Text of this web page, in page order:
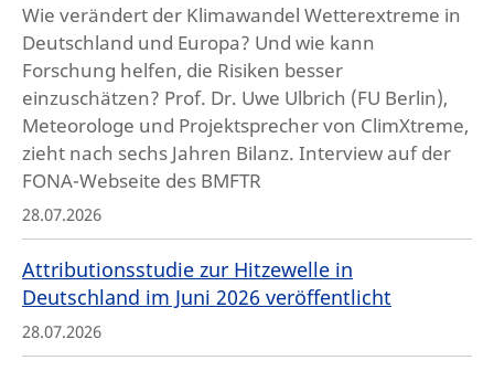
Wie verändert der Klimawandel Wetterextreme in
Deutschland und Europa? Und wie kann
Forschung helfen, die Risiken besser
einzuschätzen? Prof. Dr. Uwe Ulbrich (FU Berlin),
Meteorologe und Projektsprecher von ClimXtreme,
zieht nach sechs Jahren Bilanz. Interview auf der
FONA-Webseite des BMFTR
28.07.2026
Attributionsstudie zur Hitzewelle in
Deutschland im Juni 2026 veröffentlicht
28.07.2026